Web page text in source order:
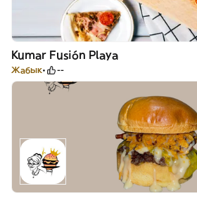
Kumar Fusión Playa
Жабык --